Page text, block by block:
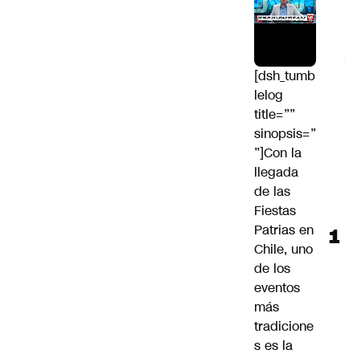
[dsh_tumb
lelog
title=””
sinopsis=”
”]Con la
llegada
de las
Fiestas
Patrias en
Chile, uno
de los
eventos
más
tradicione
s es la